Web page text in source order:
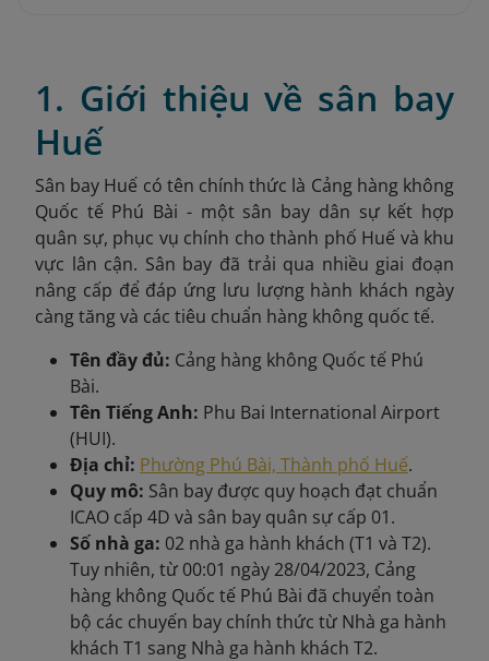
1. Giới thiệu về sân bay
Huế
Sân bay Huế có tên chính thức là Cảng hàng không
Quốc tế Phú Bài - một sân bay dân sự kết hợp
quân sự, phục vụ chính cho thành phố Huế và khu
vực lân cận. Sân bay đã trải qua nhiều giai đoạn
nâng cấp để đáp ứng lưu lượng hành khách ngày
càng tăng và các tiêu chuẩn hàng không quốc tế.
Tên đầy đủ: Cảng hàng không Quốc tế Phú
Bài.
Tên Tiếng Anh: Phu Bai International Airport
(HUI).
Địa chỉ: Phường Phú Bài, Thành phố Huế.
Quy mô: Sân bay được quy hoạch đạt chuẩn
ICAO cấp 4D và sân bay quân sự cấp 01.
Số nhà ga: 02 nhà ga hành khách (T1 và T2).
Tuy nhiên, từ 00:01 ngày 28/04/2023, Cảng
hàng không Quốc tế Phú Bài đã chuyển toàn
bộ các chuyến bay chính thức từ Nhà ga hành
khách T1 sang Nhà ga hành khách T2.